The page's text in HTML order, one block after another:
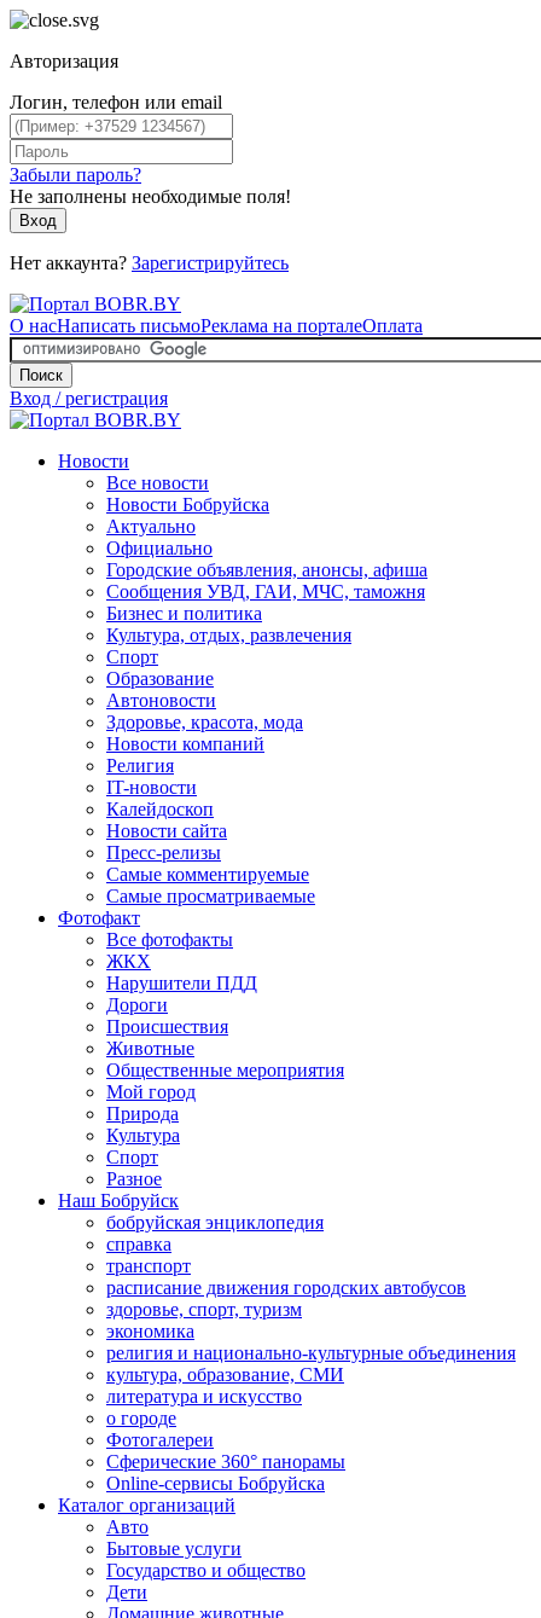
Авторизация
Логин, телефон или email
Забыли пароль?
Не заполнены необходимые поля!
Вход
Нет аккаунта? Зарегистрируйтесь
О насНаписать письмоРеклама на порталеОплата
Поиск
Вход / регистрация
Новости
Все новости
Новости Бобруйска
Актуально
Официально
Городские объявления, анонсы, афиша
Сообщения УВД, ГАИ, МЧС, таможня
Бизнес и политика
Культура, отдых, развлечения
Спорт
Образование
Автоновости
Здоровье, красота, мода
Новости компаний
Религия
IT-новости
Калейдоскоп
Новости сайта
Пресс-релизы
Самые комментируемые
Самые просматриваемые
Фотофакт
Все фотофакты
ЖКХ
Нарушители ПДД
Дороги
Происшествия
Животные
Общественные мероприятия
Мой город
Природа
Культура
Спорт
Разное
Наш Бобруйск
бобруйская энциклопедия
справка
транспорт
расписание движения городских автобусов
здоровье, спорт, туризм
экономика
религия и национально-культурные объединения
культура, образование, СМИ
литература и искусство
о городе
Фотогалереи
Сферические 360° панорамы
Online-сервисы Бобруйска
Каталог организаций
Авто
Бытовые услуги
Государство и общество
Дети
Домашние животные